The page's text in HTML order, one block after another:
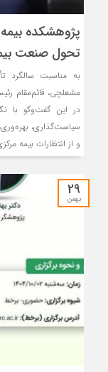
پژوهشكده
تحول صنعت
به مناسبت سالگرد
مشعلچی، قائم‌مقام
در این گفت‌وگو با
سیاست‌گذاری،
و از انتظارات بیمه
29
بهمن